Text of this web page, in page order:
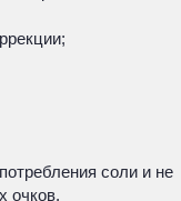
соли и не
очков.